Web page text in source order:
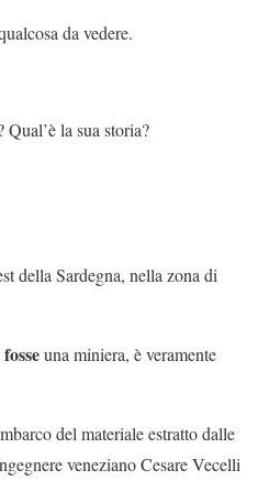
da vedere.
Qual’è la sua storia?
della Sardegna, nella zona di
fosseuna miniera, è veramente
del materiale estratto dalle
veneziano Cesare Vecelli